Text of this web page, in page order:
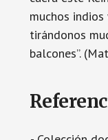
muchos
tirándonos
balcones”.